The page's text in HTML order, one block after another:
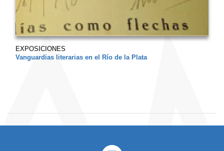
EXPOSICIONES
Vanguardias literarias en el Río de la Plata